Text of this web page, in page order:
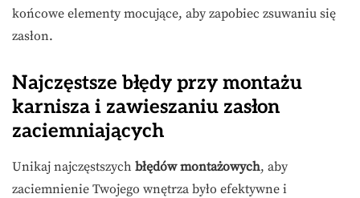
końcowe elementy mocujące, aby zapobiec zsuwaniu się
zasłon.
Najczęstsze błędy przy montażu
karnisza i zawieszaniu zasłon
zaciemniających
Unikaj najczęstszych błędów montażowych, aby
zaciemnienie Twojego wnętrza było efektywne i